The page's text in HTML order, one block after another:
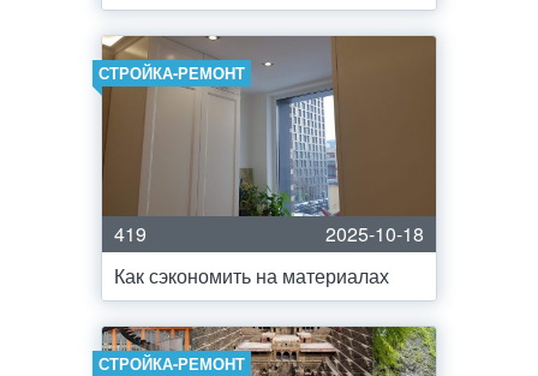
СТРОЙКА-РЕМОНТ
419
2025-10-18
Как сэкономить на материалах
СТРОЙКА-РЕМОНТ